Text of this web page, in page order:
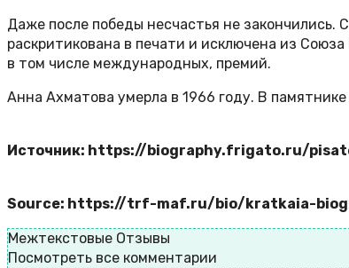
Даже после победы несчастья не закончились.
раскритикована в печати и исключена из
в том числе международных, премий.
Анна Ахматова умерла в 1966 году. В
Источник: https://biography.frigato.ru/
Source: https://trf-maf.ru/bio/kratkaia-
Межтекстовые Отзывы
Посмотреть все комментарии